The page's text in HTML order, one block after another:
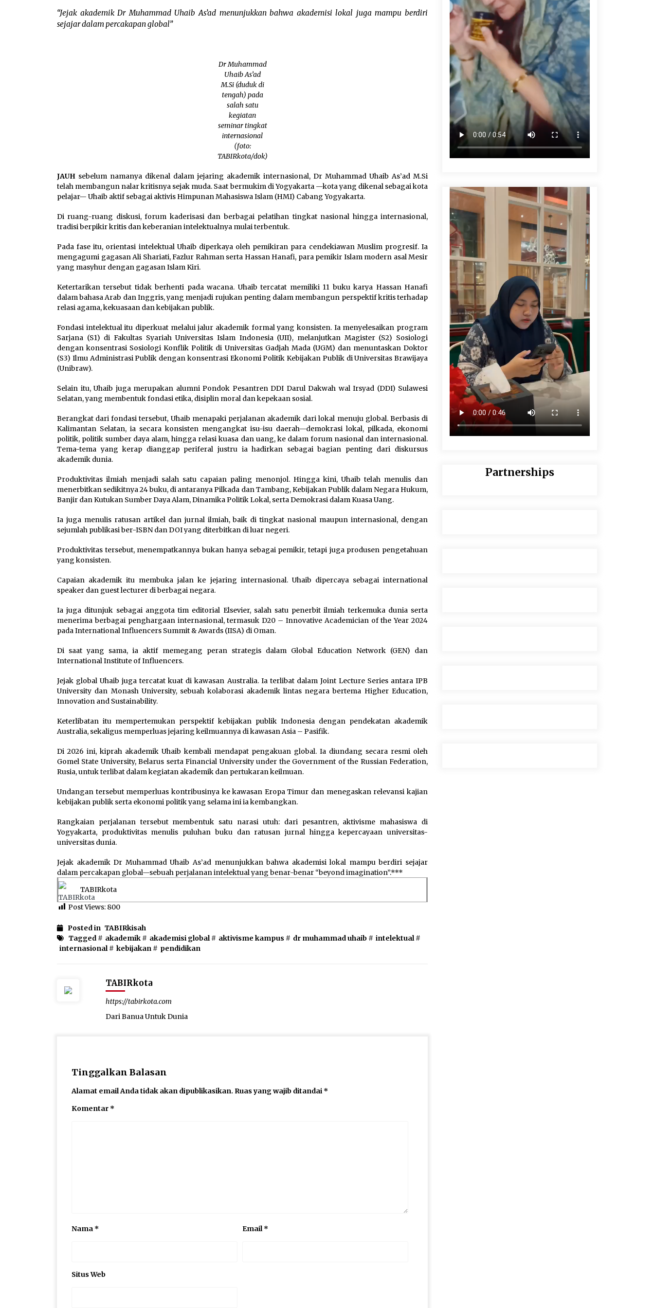
“Jejak akademik Dr Muhammad Uhaib As’ad menunjukkan bahwa akademisi lokal juga mampu berdiri
sejajar dalam percakapan global”
Dr Muhammad
Uhaib As’ad
M.Si (duduk di
tengah) pada
salah satu
kegiatan
seminar tingkat
internasional
(foto:
TABIRkota/dok)
JAUH sebelum namanya dikenal dalam jejaring akademik internasional, Dr Muhammad Uhaib As’ad M.Si
telah membangun nalar kritisnya sejak muda. Saat bermukim di Yogyakarta —kota yang dikenal sebagai kota
pelajar— Uhaib aktif sebagai aktivis Himpunan Mahasiswa Islam (HMI) Cabang Yogyakarta.
Di ruang-ruang diskusi, forum kaderisasi dan berbagai pelatihan tingkat nasional hingga internasional,
tradisi berpikir kritis dan keberanian intelektualnya mulai terbentuk.
Pada fase itu, orientasi intelektual Uhaib diperkaya oleh pemikiran para cendekiawan Muslim progresif. Ia
mengagumi gagasan Ali Shariati, Fazlur Rahman serta Hassan Hanafi, para pemikir Islam modern asal Mesir
yang masyhur dengan gagasan Islam Kiri.
Ketertarikan tersebut tidak berhenti pada wacana. Uhaib tercatat memiliki 11 buku karya Hassan Hanafi
dalam bahasa Arab dan Inggris, yang menjadi rujukan penting dalam membangun perspektif kritis terhadap
relasi agama, kekuasaan dan kebijakan publik.
Fondasi intelektual itu diperkuat melalui jalur akademik formal yang konsisten. Ia menyelesaikan program
Sarjana (S1) di Fakultas Syariah Universitas Islam Indonesia (UII), melanjutkan Magister (S2) Sosiologi
dengan konsentrasi Sosiologi Konflik Politik di Universitas Gadjah Mada (UGM) dan menuntaskan Doktor
(S3) Ilmu Administrasi Publik dengan konsentrasi Ekonomi Politik Kebijakan Publik di Universitas Brawijaya
(Unibraw).
Selain itu, Uhaib juga merupakan alumni Pondok Pesantren DDI Darul Dakwah wal Irsyad (DDI) Sulawesi
Selatan, yang membentuk fondasi etika, disiplin moral dan kepekaan sosial.
Berangkat dari fondasi tersebut, Uhaib menapaki perjalanan akademik dari lokal menuju global. Berbasis di
Kalimantan Selatan, ia secara konsisten mengangkat isu-isu daerah—demokrasi lokal, pilkada, ekonomi
politik, politik sumber daya alam, hingga relasi kuasa dan uang, ke dalam forum nasional dan internasional.
Tema-tema yang kerap dianggap periferal justru ia hadirkan sebagai bagian penting dari diskursus
akademik dunia.
Produktivitas ilmiah menjadi salah satu capaian paling menonjol. Hingga kini, Uhaib telah menulis dan
menerbitkan sedikitnya 24 buku, di antaranya Pilkada dan Tambang, Kebijakan Publik dalam Negara Hukum,
Banjir dan Kutukan Sumber Daya Alam, Dinamika Politik Lokal, serta Demokrasi dalam Kuasa Uang.
Ia juga menulis ratusan artikel dan jurnal ilmiah, baik di tingkat nasional maupun internasional, dengan
sejumlah publikasi ber-ISBN dan DOI yang diterbitkan di luar negeri.
Produktivitas tersebut, menempatkannya bukan hanya sebagai pemikir, tetapi juga produsen pengetahuan
yang konsisten.
Capaian akademik itu membuka jalan ke jejaring internasional. Uhaib dipercaya sebagai international
speaker dan guest lecturer di berbagai negara.
Ia juga ditunjuk sebagai anggota tim editorial Elsevier, salah satu penerbit ilmiah terkemuka dunia serta
menerima berbagai penghargaan internasional, termasuk D20 – Innovative Academician of the Year 2024
pada International Influencers Summit & Awards (IISA) di Oman.
Di saat yang sama, ia aktif memegang peran strategis dalam Global Education Network (GEN) dan
International Institute of Influencers.
Jejak global Uhaib juga tercatat kuat di kawasan Australia. Ia terlibat dalam Joint Lecture Series antara IPB
University dan Monash University, sebuah kolaborasi akademik lintas negara bertema Higher Education,
Innovation and Sustainability.
Keterlibatan itu mempertemukan perspektif kebijakan publik Indonesia dengan pendekatan akademik
Australia, sekaligus memperluas jejaring keilmuannya di kawasan Asia – Pasifik.
Di 2026 ini, kiprah akademik Uhaib kembali mendapat pengakuan global. Ia diundang secara resmi oleh
Gomel State University, Belarus serta Financial University under the Government of the Russian Federation,
Rusia, untuk terlibat dalam kegiatan akademik dan pertukaran keilmuan.
Undangan tersebut memperluas kontribusinya ke kawasan Eropa Timur dan menegaskan relevansi kajian
kebijakan publik serta ekonomi politik yang selama ini ia kembangkan.
Rangkaian perjalanan tersebut membentuk satu narasi utuh: dari pesantren, aktivisme mahasiswa di
Yogyakarta, produktivitas menulis puluhan buku dan ratusan jurnal hingga kepercayaan universitas-
universitas dunia.
Jejak akademik Dr Muhammad Uhaib As’ad menunjukkan bahwa akademisi lokal mampu berdiri sejajar
dalam percakapan global—sebuah perjalanan intelektual yang benar-benar “beyond imagination”.***
TABIRkota
Post Views: 800
Posted in TABIRkisah
Tagged # akademik # akademisi global# aktivisme kampus # dr muhammad uhaib # intelektual#
internasional# kebijakan # pendidikan
TABIRkota
https://tabirkota.com
Dari Banua Untuk Dunia
Tinggalkan Balasan
Alamat email Anda tidak akan dipublikasikan. Ruas yang wajib ditandai *
Komentar *
Nama * Email*
Situs Web
Partnerships